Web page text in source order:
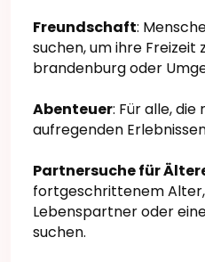
Freundschaft:
suchen, um ihre Freizeit
brandenburg oder
Abenteuer: Für alle,
aufregenden
Partnersuche für
fortgeschrittenem
Lebenspartner oder
suchen.